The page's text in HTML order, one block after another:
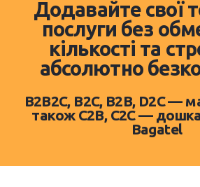
Додавайте свої
послуги без
кількості та
абсолютно
B2B2C, B2C, B2B, D2C —
також C2B, C2C —
Bagatel